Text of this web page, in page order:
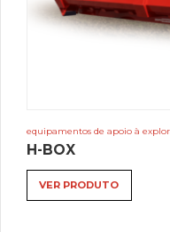
equipamentos de apoio à
H-BOX
VER PRODUTO